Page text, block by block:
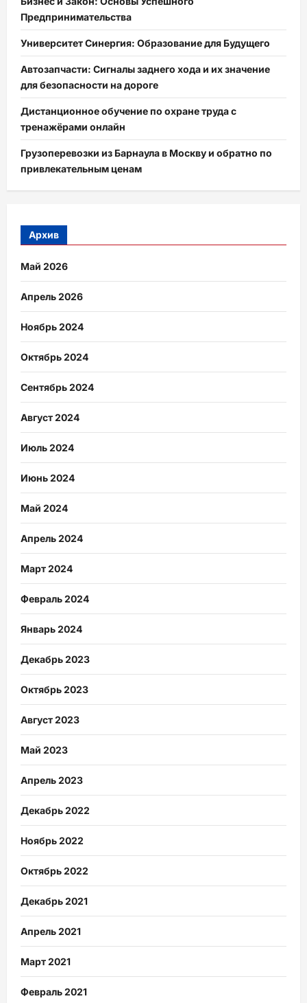
Предпринимательства
Университет Синергия: Образование для Будущего
Автозапчасти: Сигналы заднего хода и их значение
для безопасности на дороге
Дистанционное обучение по охране труда с
тренажёрами онлайн
Грузоперевозки из Барнаула в Москву и обратно по
привлекательным ценам
Архив
Май 2026
Апрель 2026
Ноябрь 2024
Октябрь 2024
Сентябрь 2024
Август 2024
Июль 2024
Июнь 2024
Май 2024
Апрель 2024
Март 2024
Февраль 2024
Январь 2024
Декабрь 2023
Октябрь 2023
Август 2023
Май 2023
Апрель 2023
Декабрь 2022
Ноябрь 2022
Октябрь 2022
Декабрь 2021
Апрель 2021
Март 2021
Февраль 2021